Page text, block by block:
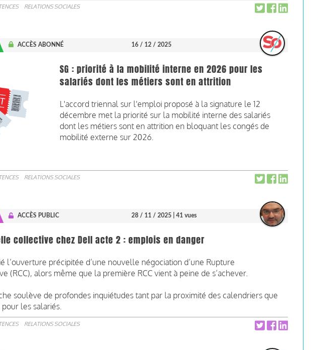
RELATIONS SOCIALES
ACCÈS ABONNÉ 16 / 12 / 2025
SG : priorité à la mobilité interne en 2026 pour les
salariés dont les métiers sont en attrition
L'accord triennal sur l'emploi proposé à la signature le 12
décembre met la priorité sur la mobilité interne des salariés
dont les métiers sont en attrition en bloquant les congés de
mobilité externe sur 2026.
RELATIONS SOCIALES
ACCÈS PUBLIC 28 / 11 / 2025 | 41 vues
collective chez Dell acte 2 : emplois en danger
l’ouverture précipitée d’une nouvelle négociation d’une Rupture
(RCC), alors même que la première RCC vient à peine de s’achever.
soulève de profondes inquiétudes tant par la proximité des calendriers que
les salariés.
RELATIONS SOCIALES